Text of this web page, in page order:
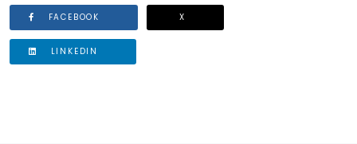
FACEBOOK X
LINKEDIN